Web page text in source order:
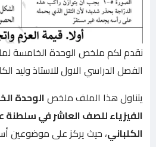
نقدم لكم ملخص الوحدة الخامسة
الفصل الدراسي الاول للاستاذ وليد
يتناول هذا الملف ملخصالوحدة
الفيزياء للصف العاشر في سلطنة
الكلباني، حيث يركز على موضوعين